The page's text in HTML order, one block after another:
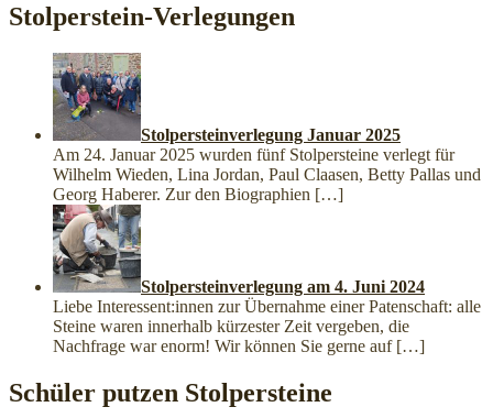
Stolperstein-Verlegungen
Stolpersteinverlegung Januar 2025
Am 24. Januar 2025 wurden fünf Stolpersteine verlegt für
Wilhelm Wieden, Lina Jordan, Paul Claasen, Betty Pallas und
Georg Haberer. Zur den Biographien […]
Stolpersteinverlegung am 4. Juni 2024
Liebe Interessent:innen zur Übernahme einer Patenschaft: alle
Steine waren innerhalb kürzester Zeit vergeben, die
Nachfrage war enorm! Wir können Sie gerne auf […]
Schüler putzen Stolpersteine